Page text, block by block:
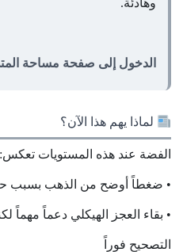
وهادئة.
الدخول إلى صفحة مساحة
لماذا يهم هذا الآن؟
الفضة عند هذه المستويات تعكس:
• ضغطاً أوضح من الذهب بسبب
• بقاء العجز الهيكلي دعماً مهماً
التصحيح فوراً